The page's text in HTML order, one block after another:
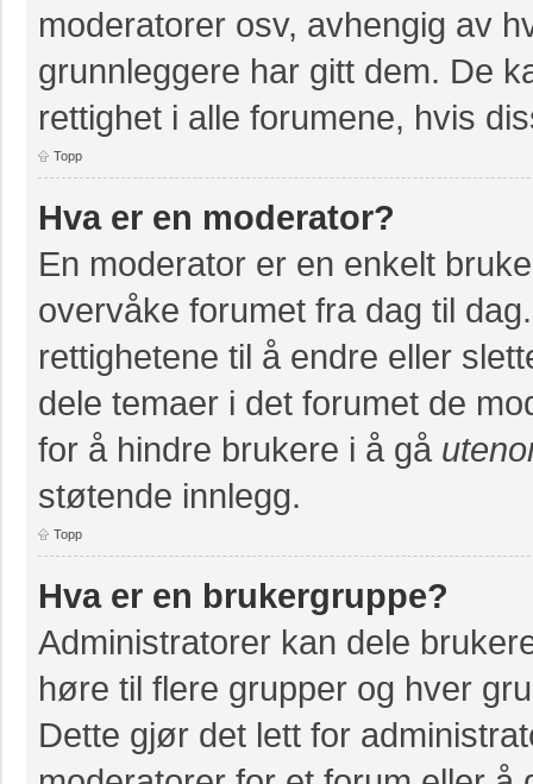
moderatorer osv, avhengig av
grunnleggere har gitt dem. De
rettighet i alle forumene, hvis
Topp
Hva er en moderator?
En moderator er en enkelt
overvåke forumet fra dag til
rettighetene til å endre eller
dele temaer i det forumet de
for å hindre brukere i å gå
støtende innlegg.
Topp
Hva er en brukergruppe?
Administratorer kan dele
høre til flere grupper og hver
Dette gjør det lett for